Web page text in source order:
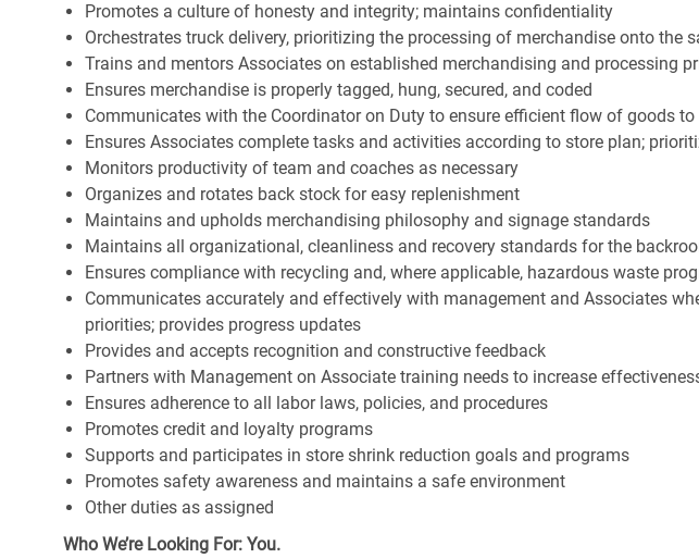
Promotes a culture of honesty and integrity; maintains confidentiality
Orchestrates truck delivery, prioritizing the processing of merchandise onto the
Trains and mentors Associates on established merchandising and processing
Ensures merchandise is properly tagged, hung, secured, and coded
Communicates with the Coordinator on Duty to ensure efficient flow of goods
Ensures Associates complete tasks and activities according to store plan;
Monitors productivity of team and coaches as necessary
Organizes and rotates back stock for easy replenishment
Maintains and upholds merchandising philosophy and signage standards
Maintains all organizational, cleanliness and recovery standards for the
Ensures compliance with recycling and, where applicable, hazardous waste
Communicates accurately and effectively with management and Associates
priorities; provides progress updates
Provides and accepts recognition and constructive feedback
Partners with Management on Associate training needs to increase
Ensures adherence to all labor laws, policies, and procedures
Promotes credit and loyalty programs
Supports and participates in store shrink reduction goals and programs
Promotes safety awareness and maintains a safe environment
Other duties as assigned
Who We’re Looking For: You.